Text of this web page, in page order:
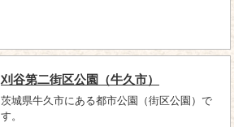
刈谷第二街区公園（牛久市）
茨城県牛久市にある都市公園（街区公園）で
す。